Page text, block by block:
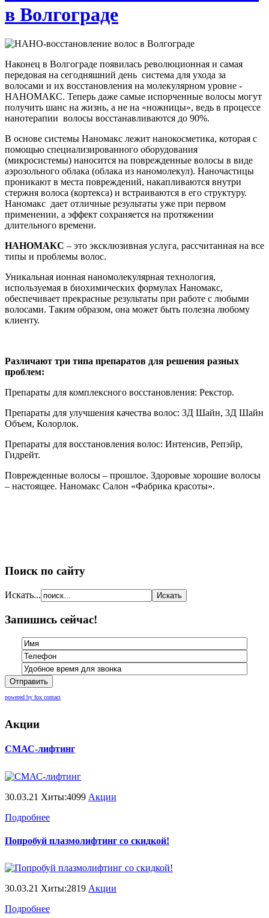
в Волгограде
Наконец в Волгограде появилась революционная и самая
передовая на сегодняшний день система для ухода за
волосами и их восстановления на молекулярном уровне -
НАНОМАКС. Теперь даже самые испорченные волосы могут
получить шанс на жизнь, а не на «ножницы», ведь в процессе
нанотерапии волосы восстанавливаются до 90%.
В основе системы Наномакс лежит нанокосметика, которая с
помощью специализированного оборудования
(микросистемы) наносится на поврежденные волосы в виде
аэрозольного облака (облака из наномолекул). Наночастицы
проникают в места повреждений, накапливаются внутри
стержня волоса (кортекса) и встраиваются в его структуру.
Наномакс дает отличные результаты уже при первом
применении, а эффект сохраняется на протяжении
длительного времени.
НАНОМАКС – это эксклюзивная услуга, рассчитанная на все
типы и проблемы волос.
Уникальная ионная наномолекулярная технология,
используемая в биохимических формулах Наномакс,
обеспечивает прекрасные результаты при работе с любыми
волосами. Таким образом, она может быть полезна любому
клиенту.
Различают три типа препаратов для решения разных
проблем:
Препараты для комплексного восстановления: Рекстор.
Препараты для улучшения качества волос: 3Д Шайн, 3Д Шайн
Объем, Колорлок.
Препараты для восстановления волос: Интенсив, Репэйр,
Гидрейт.
Поврежденные волосы – прошлое. Здоровые хорошие волосы
– настоящее. Наномакс Салон «Фабрика красоты».
Поиск по сайту
Искать...
Запишись сейчас!
Отправить
powered by fox contact
Акции
СМАС-лифтинг
30.03.21 Хиты:4099 Акции
Подробнее
Попробуй плазмолифтинг со скидкой!
30.03.21 Хиты:2819 Акции
Подробнее